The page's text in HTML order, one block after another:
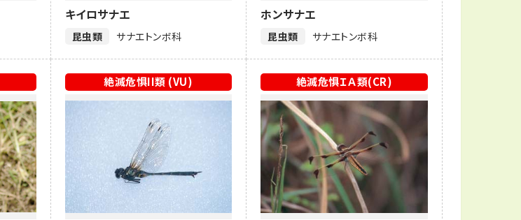
昆虫類
キイロサナエ
サナエトンボ科 昆虫類
ホンサナエ
サナエトンボ科
絶滅危惧II類 (VU) 絶滅危惧ＩＡ類(CR)